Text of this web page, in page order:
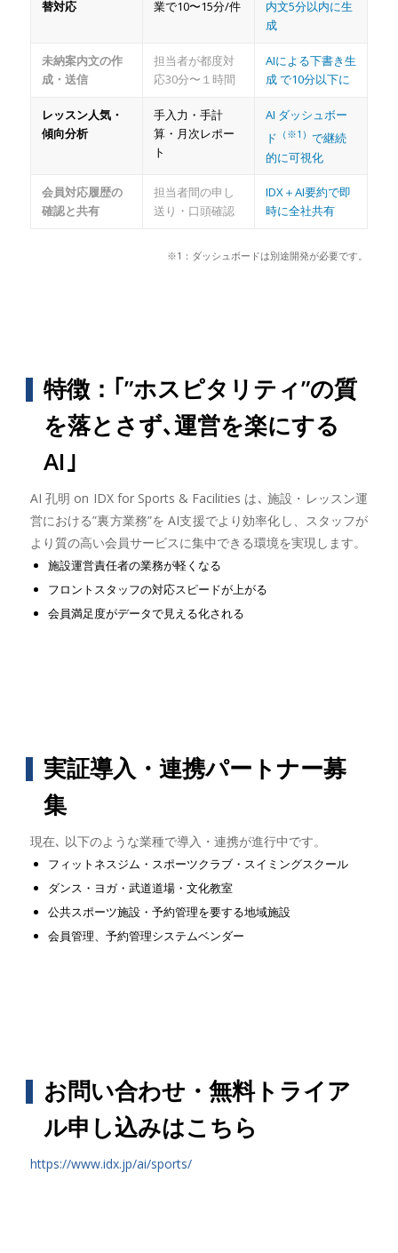
替対応 業で10〜15分/件
内文5分以内に生
成
未納案内文の作
成・送信
担当者が都度対
応30分〜１時間
AIによる下書き生
成 で10分以下に
レッスン人気・
傾向分析
手入力・手計
算・月次レポー
ト
AI ダッシュボー
ド （※1） で継続
的に可視化
会員対応履歴の
確認と共有
担当者間の申し
送り・口頭確認
IDX＋AI要約で即
時に全社共有
※1：ダッシュボードは別途開発が必要です。
特徴：｢”ホスピタリティ”の質
を落とさず､運営を楽にする
AI｣
AI 孔明 on IDX for Sports & Facilities は､ 施設・レッスン運
営における”裏方業務”を AI支援でより効率化し、スタッフが
より質の高い会員サービスに集中できる環境を実現します。
施設運営責任者の業務が軽くなる
フロントスタッフの対応スピードが上がる
会員満足度がデータで見える化される
実証導入・連携パートナー募
集
現在､ 以下のような業種で導入・連携が進行中です。
フィットネスジム・スポーツクラブ・スイミングスクール
ダンス・ヨガ・武道道場・文化教室
公共スポーツ施設・予約管理を要する地域施設
会員管理、予約管理システムベンダー
お問い合わせ・無料トライア
ル申し込みはこちら
https://www.idx.jp/ai/sports/